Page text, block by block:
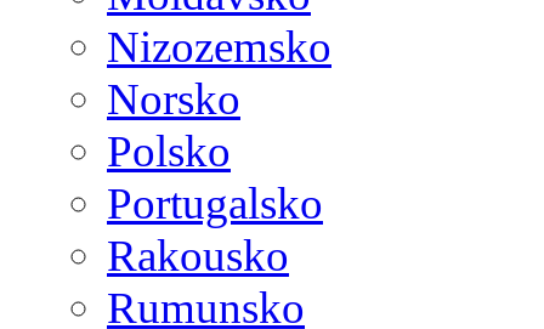
Nizozemsko
Norsko
Polsko
Portugalsko
Rakousko
Rumunsko